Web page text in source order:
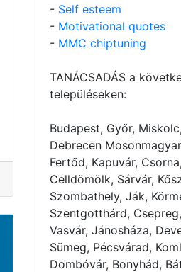
- Self esteem
- Motivational quotes
- MMC chiptuning
TANÁCSADÁS a
településeken:
Budapest, Győr,
Debrecen
Fertőd, Kapuvár,
Celldömölk, Sárvár,
Szombathely, Ják,
Szentgotthárd,
Vasvár, Jánosháza,
Sümeg, Pécsvárad,
Dombóvár, Bonyhád,